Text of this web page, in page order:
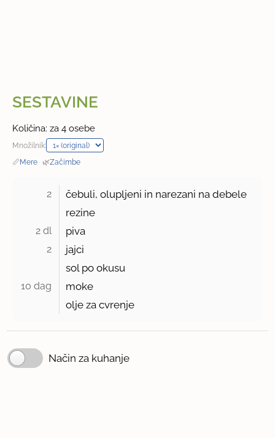
SESTAVINE
Količina: za 4 osebe
Množilnik:
📏Mere · 🌿Začimbe
2
čebuli, olupljeni in narezani na debele
rezine
2 dl piva
2
jajci
sol po okusu
10 dag
moke
olje za cvrenje
Način za kuhanje